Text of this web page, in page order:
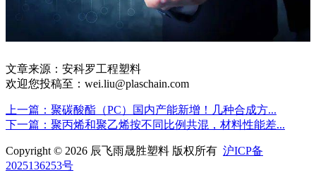
文章来源：安科罗工程塑料
欢迎您投稿至：wei.liu@plaschain.com
上一篇：聚碳酸酯（PC）国内产能新增！几种合成方...
下一篇：聚丙烯和聚乙烯按不同比例共混，材料性能差...
Copyright © 2026 辰飞雨晟胜塑料 版权所有 沪ICP备
2025136253号